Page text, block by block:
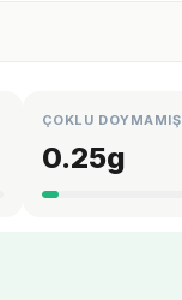
ÇOKLU DOYMAMIŞ
0.25g